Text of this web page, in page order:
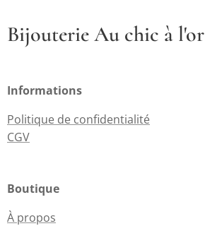
Bijouterie Au chic à l'or
Informations
Politique de confidentialité
CGV
Boutique
À propos